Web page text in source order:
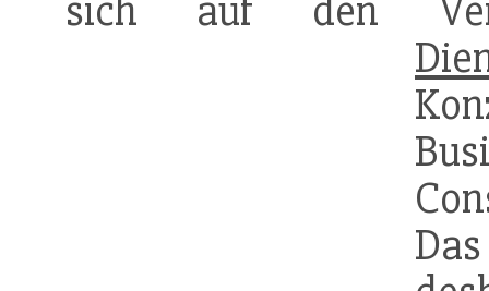
sich auf den